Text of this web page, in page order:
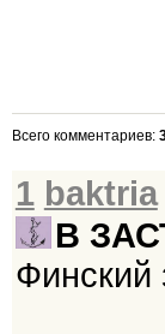
Всего комментариев:
1 baktria
В
Финский